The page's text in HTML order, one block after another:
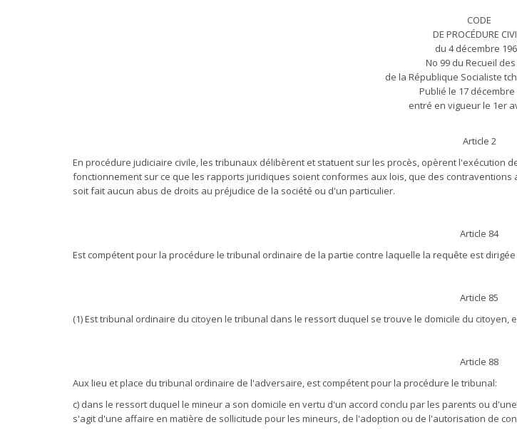
CODE
DE PROCÉDURE
du 4 décembre
No 99 du Recueil
de la République Socialiste
Publié le 17 décembre
entré en vigueur le 1er
Article 2
En procédure judiciaire civile, les tribunaux délibèrent et statuent sur les procès, opèrent l'exécution
fonctionnement sur ce que les rapports juridiques soient conformes aux lois, que des
soit fait aucun abus de droits au préjudice de la société ou d'un particulier.
Article 84
Est compétent pour la procédure le tribunal ordinaire de la partie contre laquelle la requête est
Article 85
(1) Est tribunal ordinaire du citoyen le tribunal dans le ressort duquel se trouve le domicile du
Article 88
Aux lieu et place du tribunal ordinaire de l'adversaire, est compétent pour la procédure le tribunal:
c) dans le ressort duquel le mineur a son domicile en vertu d'un accord conclu par les parents ou
s'agit d'une affaire en matière de sollicitude pour les mineurs, de l'adoption ou de l'autorisation de